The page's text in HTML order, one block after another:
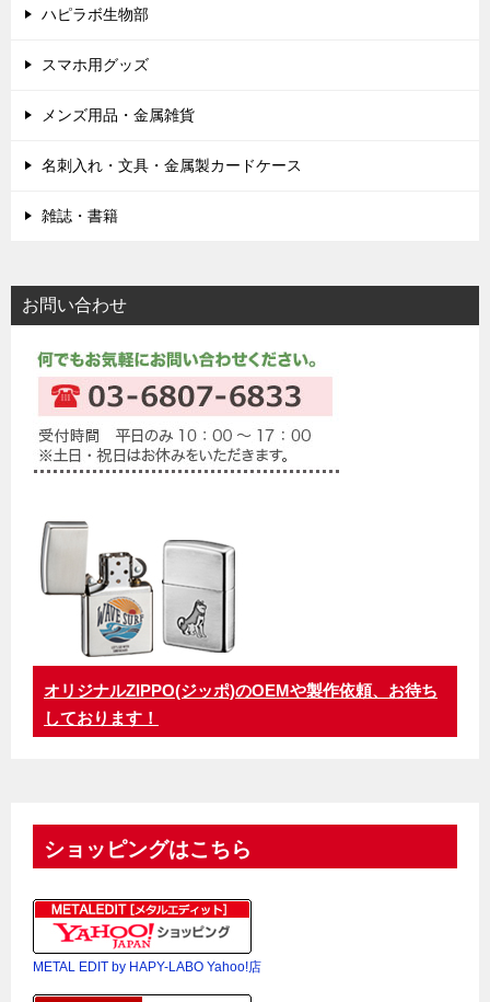
ハピラボ生物部
スマホ用グッズ
メンズ用品・金属雑貨
名刺入れ・文具・金属製カードケース
雑誌・書籍
お問い合わせ
オリジナルZIPPO(ジッポ)のOEMや製作依頼、お待ち
しております！
ショッピングはこちら
METAL EDIT by HAPY-LABO Yahoo!店